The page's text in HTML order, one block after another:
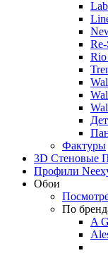
Фактуры
3D Стеновые
Профили
Обои
По
A